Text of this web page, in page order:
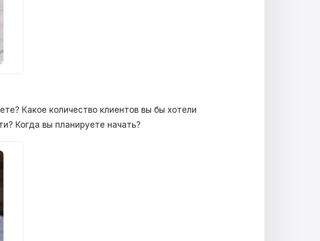
Какое количество клиентов вы бы хотели
Когда вы планируете начать?